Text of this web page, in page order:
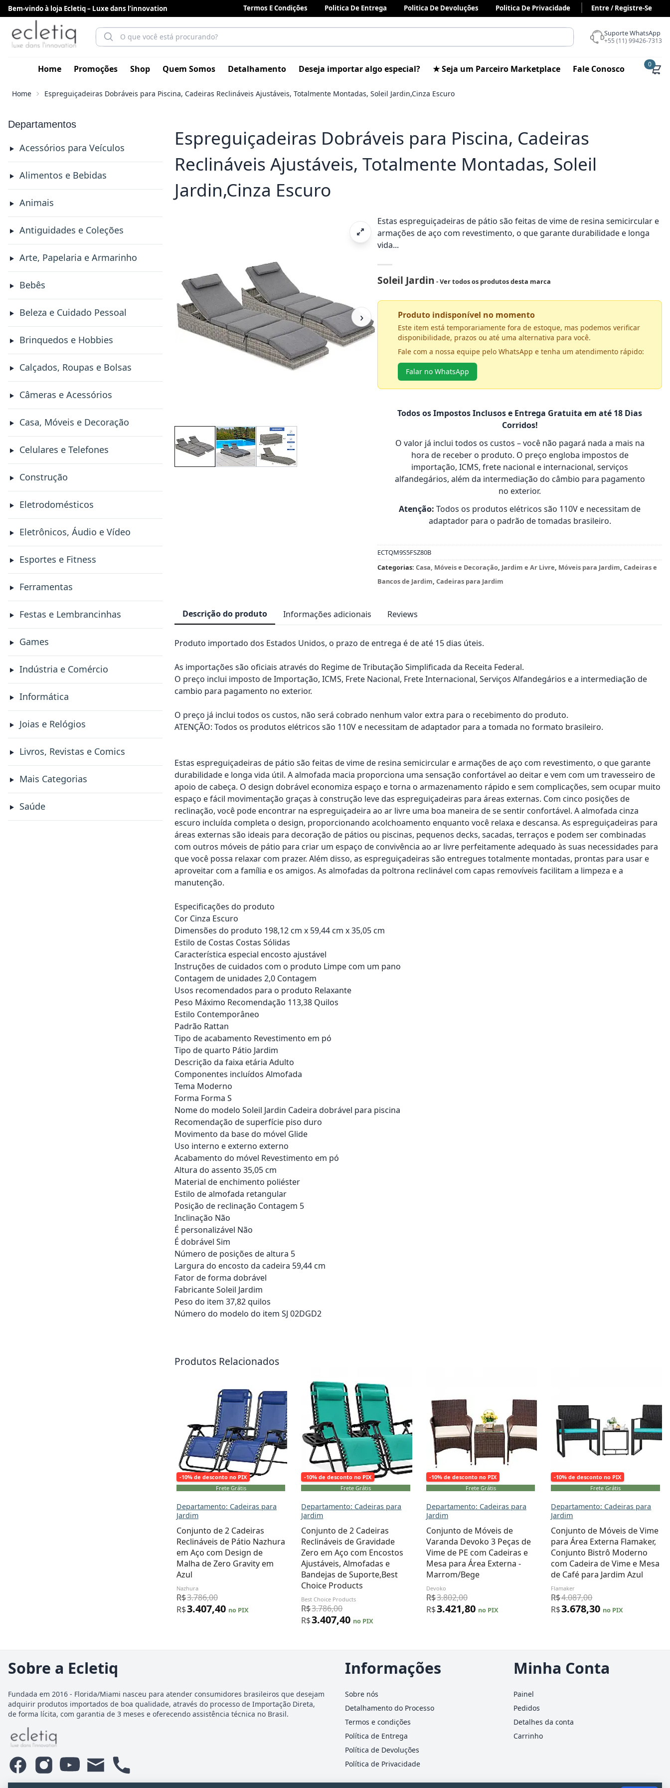
Bem-vindo à loja Ecletiq – Luxe dans l’innovation Termos E Condições Politica De Entrega Politica De Devoluções Politica De Privacidade Entre / Registre-Se
Suporte WhatsApp
+55 (11) 99426-7313
Home Promoções Shop Quem Somos Detalhamento Deseja importar algo especial? ★ Seja um Parceiro Marketplace Fale Conosco 0
Home Espreguiçadeiras Dobráveis para Piscina, Cadeiras Reclináveis Ajustáveis, Totalmente Montadas, Soleil Jardin,Cinza Escuro
Departamentos
Acessórios para Veículos
Alimentos e Bebidas
Animais
Antiguidades e Coleções
Arte, Papelaria e Armarinho
Bebês
Beleza e Cuidado Pessoal
Brinquedos e Hobbies
Calçados, Roupas e Bolsas
Câmeras e Acessórios
Casa, Móveis e Decoração
Celulares e Telefones
Construção
Eletrodomésticos
Eletrônicos, Áudio e Vídeo
Esportes e Fitness
Ferramentas
Festas e Lembrancinhas
Games
Indústria e Comércio
Informática
Joias e Relógios
Livros, Revistas e Comics
Mais Categorias
Saúde
Espreguiçadeiras Dobráveis para Piscina, Cadeiras
Reclináveis Ajustáveis, Totalmente Montadas, Soleil
Jardin,Cinza Escuro
›
Estas espreguiçadeiras de pátio são feitas de vime de resina semicircular e
armações de aço com revestimento, o que garante durabilidade e longa
vida...
Soleil Jardin - Ver todos os produtos desta marca
Produto indisponível no momento
Este item está temporariamente fora de estoque, mas podemos verificar
disponibilidade, prazos ou até uma alternativa para você.
Fale com a nossa equipe pelo WhatsApp e tenha um atendimento rápido:
Falar no WhatsApp
Todos os Impostos Inclusos e Entrega Gratuita em até 18 Dias
Corridos!
O valor já inclui todos os custos – você não pagará nada a mais na
hora de receber o produto. O preço engloba impostos de
importação, ICMS, frete nacional e internacional, serviços
alfandegários, além da intermediação do câmbio para pagamento
no exterior.
Atenção: Todos os produtos elétricos são 110V e necessitam de
adaptador para o padrão de tomadas brasileiro.
ECTQM9S5FSZ80B
Categorias:Casa, Móveis e Decoração, Jardim e Ar Livre, Móveis para Jardim,Cadeiras e
Bancos de Jardim,Cadeiras para Jardim
Descrição do produto Informações adicionais Reviews
Produto importado dos Estados Unidos, o prazo de entrega é de até 15 dias úteis.
As importações são oficiais através do Regime de Tributação Simplificada da Receita Federal.
O preço inclui imposto de Importação, ICMS, Frete Nacional, Frete Internacional, Serviços Alfandegários e a intermediação de
cambio para pagamento no exterior.
O preço já inclui todos os custos, não será cobrado nenhum valor extra para o recebimento do produto.
ATENÇÃO: Todos os produtos elétricos são 110V e necessitam de adaptador para a tomada no formato brasileiro.
Estas espreguiçadeiras de pátio são feitas de vime de resina semicircular e armações de aço com revestimento, o que garante
durabilidade e longa vida útil. A almofada macia proporciona uma sensação confortável ao deitar e vem com um travesseiro de
apoio de cabeça. O design dobrável economiza espaço e torna o armazenamento rápido e sem complicações, sem ocupar muito
espaço e fácil movimentação graças à construção leve das espreguiçadeiras para áreas externas. Com cinco posições de
reclinação, você pode encontrar na espreguiçadeira ao ar livre uma boa maneira de se sentir confortável. A almofada cinza
escuro incluída completa o design, proporcionando acolchoamento enquanto você relaxa e descansa. As espreguiçadeiras para
áreas externas são ideais para decoração de pátios ou piscinas, pequenos decks, sacadas, terraços e podem ser combinadas
com outros móveis de pátio para criar um espaço de convivência ao ar livre perfeitamente adequado às suas necessidades para
que você possa relaxar com prazer. Além disso, as espreguiçadeiras são entregues totalmente montadas, prontas para usar e
aproveitar com a família e os amigos. As almofadas da poltrona reclinável com capas removíveis facilitam a limpeza e a
manutenção.
Especificações do produto
Cor Cinza Escuro
Dimensões do produto 198,12 cm x 59,44 cm x 35,05 cm
Estilo de Costas Costas Sólidas
Característica especial encosto ajustável
Instruções de cuidados com o produto Limpe com um pano
Contagem de unidades 2,0 Contagem
Usos recomendados para o produto Relaxante
Peso Máximo Recomendação 113,38 Quilos
Estilo Contemporâneo
Padrão Rattan
Tipo de acabamento Revestimento em pó
Tipo de quarto Pátio Jardim
Descrição da faixa etária Adulto
Componentes incluídos Almofada
Tema Moderno
Forma Forma S
Nome do modelo Soleil Jardin Cadeira dobrável para piscina
Recomendação de superfície piso duro
Movimento da base do móvel Glide
Uso interno e externo externo
Acabamento do móvel Revestimento em pó
Altura do assento 35,05 cm
Material de enchimento poliéster
Estilo de almofada retangular
Posição de reclinação Contagem 5
Inclinação Não
É personalizável Não
É dobrável Sim
Número de posições de altura 5
Largura do encosto da cadeira 59,44 cm
Fator de forma dobrável
Fabricante Soleil Jardim
Peso do item 37,82 quilos
Número do modelo do item SJ 02DGD2
Produtos Relacionados
-10% de desconto no PIX
Frete Grátis
Departamento: Cadeiras para
Jardim
Conjunto de 2 Cadeiras
Reclináveis de Pátio Nazhura
em Aço com Design de
Malha de Zero Gravity em
Azul
Adicionar ao carrinho
Nazhura
R$3.786,00
R$3.407,40 no PIX
-10% de desconto no PIX
Frete Grátis
Departamento: Cadeiras para
Jardim
Conjunto de 2 Cadeiras
Reclináveis de Gravidade
Zero em Aço com Encostos
Ajustáveis, Almofadas e
Bandejas de Suporte,Best
Choice Products
Adicionar ao carrinho
Best Choice Products
R$3.786,00
R$3.407,40 no PIX
-10% de desconto no PIX
Frete Grátis
Departamento: Cadeiras para
Jardim
Conjunto de Móveis de
Varanda Devoko 3 Peças de
Vime de PE com Cadeiras e
Mesa para Área Externa -
Marrom/Bege
Devoko
R$3.802,00
R$3.421,80 no PIX
-10% de desconto no PIX
Frete Grátis
Departamento: Cadeiras para
Jardim
Conjunto de Móveis de Vime
para Área Externa Flamaker,
Conjunto Bistrô Moderno
com Cadeira de Vime e Mesa
de Café para Jardim Azul
Flamaker
R$4.087,00
R$3.678,30 no PIX
Sobre a Ecletiq
Fundada em 2016 - Florida/Miami nasceu para atender consumidores brasileiros que desejam
adquirir produtos importados de boa qualidade, através do processo de Importação Direta,
de forma lícita, com garantia de 3 meses e oferecendo assistência técnica no Brasil.
Informações
Sobre nós
Detalhamento do Processo
Termos e condições
Política de Entrega
Política de Devoluções
Política de Privacidade
Minha Conta
Painel
Pedidos
Detalhes da conta
Carrinho